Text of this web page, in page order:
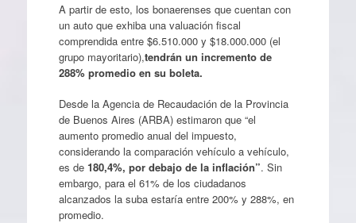
A partir de esto, los bonaerenses que cuentan con
un auto que exhiba una valuación fiscal
comprendida entre $6.510.000 y $18.000.000 (el
grupo mayoritario),tendrán un incremento de
288% promedio en su boleta.
Desde la Agencia de Recaudación de la Provincia
de Buenos Aires (ARBA) estimaron que “el
aumento promedio anual del impuesto,
considerando la comparación vehículo a vehículo,
es de 180,4%, por debajo de la inflación”. Sin
embargo, para el 61% de los ciudadanos
alcanzados la suba estaría entre 200% y 288%, en
promedio.